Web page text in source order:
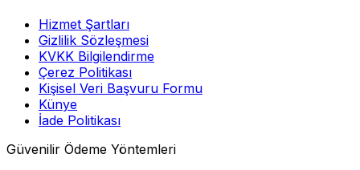
Hizmet Şartları
Gizlilik Sözleşmesi
KVKK Bilgilendirme
Çerez Politikası
Kişisel Veri Başvuru Formu
Künye
İade Politikası
Güvenilir Ödeme Yöntemleri